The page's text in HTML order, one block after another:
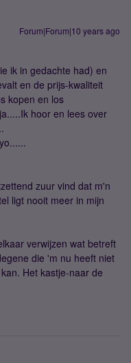
Forum|Forum|10 years ago
ik in gedachte had) en
en de prijs-kwaliteit
kopen en los
hoor en lees over
zuur vind dat m'n
ligt nooit meer in mijn
verwijzen wat betreft
die 'm nu heeft niet
Het kastje-naar de